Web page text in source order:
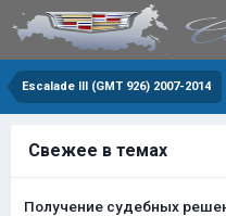
Escalade III (GMT 926) 2007-2014
Свежее в темах
Получение судебных